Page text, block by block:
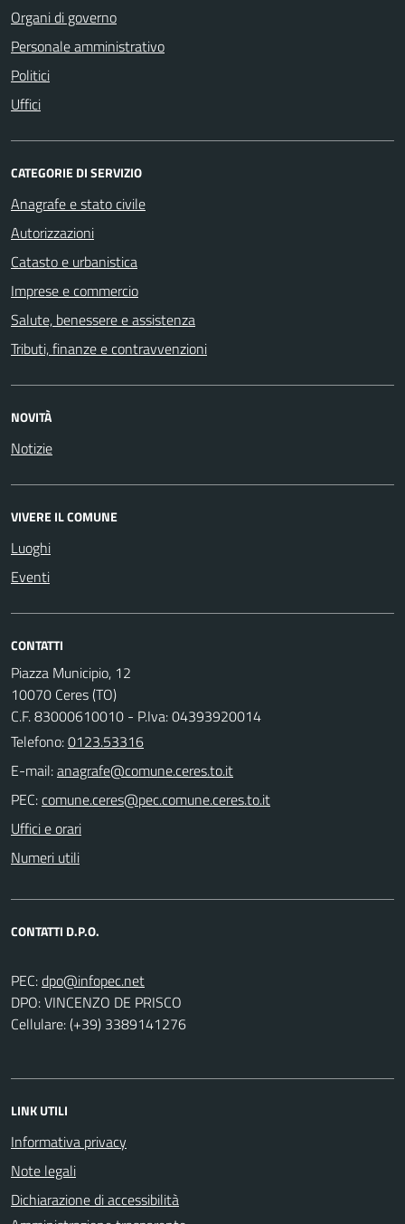
Organi di governo
Personale amministrativo
Politici
Uffici
CATEGORIE DI SERVIZIO
Anagrafe e stato civile
Autorizzazioni
Catasto e urbanistica
Imprese e commercio
Salute, benessere e assistenza
Tributi, finanze e contravvenzioni
NOVITÀ
Notizie
VIVERE IL COMUNE
Luoghi
Eventi
CONTATTI
Piazza Municipio, 12
10070 Ceres (TO)
C.F. 83000610010 - P.Iva: 04393920014
Telefono:0123.53316
E-mail:
PEC:
Uffici e orari
Numeri utili
CONTATTI D.P.O.
PEC:
DPO: VINCENZO DE PRISCO
Cellulare: (+39) 3389141276
LINK UTILI
Informativa privacy
Note legali
Dichiarazione di accessibilità